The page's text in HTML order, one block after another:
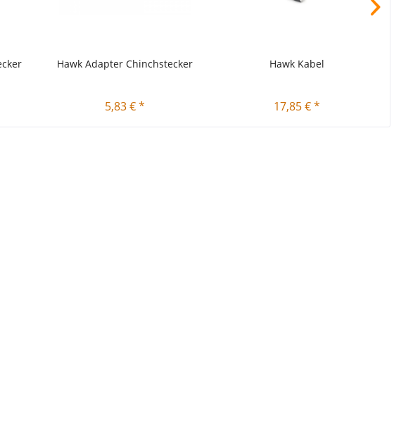
Hawk Adapter Chinchstecker
5,83 € *
Hawk Kabel
17,85 € *